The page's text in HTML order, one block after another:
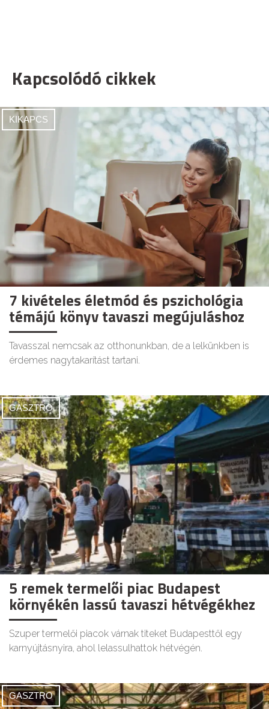
Kapcsolódó cikkek
KIKAPCS
7 kivételes életmód és pszichológia
témájú könyv tavaszi megújuláshoz
Tavasszal nemcsak az otthonunkban, de a lelkünkben is
érdemes nagytakarítást tartani.
GASZTRO
5 remek termelői piac Budapest
környékén lassú tavaszi hétvégékhez
Szuper termelői piacok várnak titeket Budapesttől egy
karnyújtásnyira, ahol lelassulhattok hétvégén.
GASZTRO